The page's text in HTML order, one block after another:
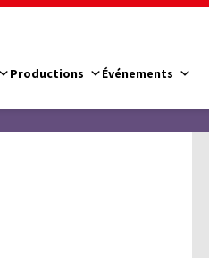
Productions Événements